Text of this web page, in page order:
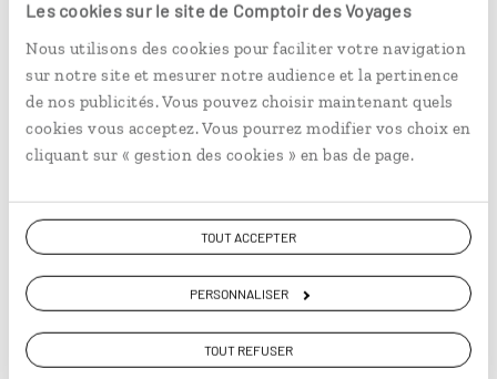
Les cookies sur le site de Comptoir des Voyages
Nous utilisons des cookies pour faciliter votre navigation
sur notre site et mesurer notre audience et la pertinence
de nos publicités. Vous pouvez choisir maintenant quels
cookies vous acceptez. Vous pourrez modifier vos choix en
cliquant sur « gestion des cookies » en bas de page.
TOUT ACCEPTER
PERSONNALISER
TOUT REFUSER
turquoise, plaines verdoyantes où paissent les
© Juliette Robert/Haytham-Rea
CARNET D'ADRESSES